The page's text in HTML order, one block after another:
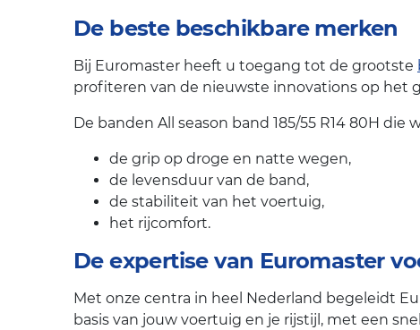
De beste beschikbare merken
Bij Euromaster heeft u toegang tot de grootste
profiteren van de nieuwste innovations op het
De banden All season band 185/55 R14 80H
de grip op droge en natte wegen,
de levensduur van de band,
de stabiliteit van het voertuig,
het rijcomfort.
De expertise van Euromaster
Met onze centra in heel Nederland begeleidt
basis van jouw voertuig en je rijstijl, met een